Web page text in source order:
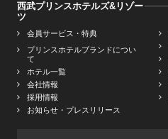
西武プリンスホテルズ&リゾー
ツ
会員サービス・特典
プリンスホテルブランドについ
て
ホテル一覧
会社情報
採用情報
お知らせ・プレスリリース